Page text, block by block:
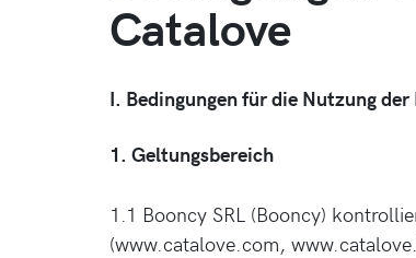
Catalove
I. Bedingungen für die Nutzung
1. Geltungsbereich
1.1 Booncy SRL (Booncy)
(www.catalove.com,